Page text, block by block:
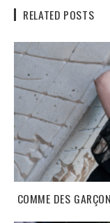
RELATED POSTS
COMME DES